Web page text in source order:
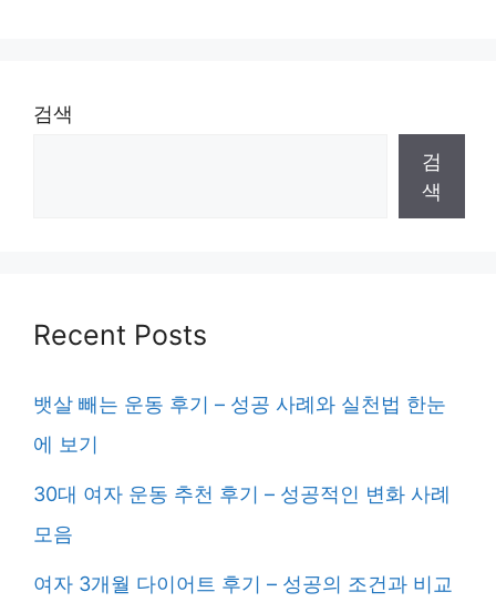
검색
검
색
Recent Posts
뱃살 빼는 운동 후기 – 성공 사례와 실천법 한눈
에 보기
30대 여자 운동 추천 후기 – 성공적인 변화 사례
모음
여자 3개월 다이어트 후기 – 성공의 조건과 비교